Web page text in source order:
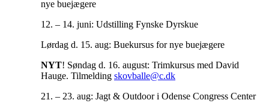
nye buejægere
12. – 14. juni: Udstilling Fynske Dyrskue
Lørdag d. 15. aug: Buekursus for nye buejægere
NYT! Søndag d. 16. august: Trimkursus med David
Hauge. Tilmelding skovballe@c.dk
21. – 23. aug: Jagt & Outdoor i Odense Congress Center